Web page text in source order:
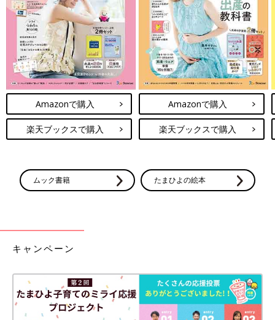
Amazonで購入
楽天ブックスで購入
Amazonで購入
楽天ブックスで購入
ムック書籍 たまひよの絵本
キャンペーン